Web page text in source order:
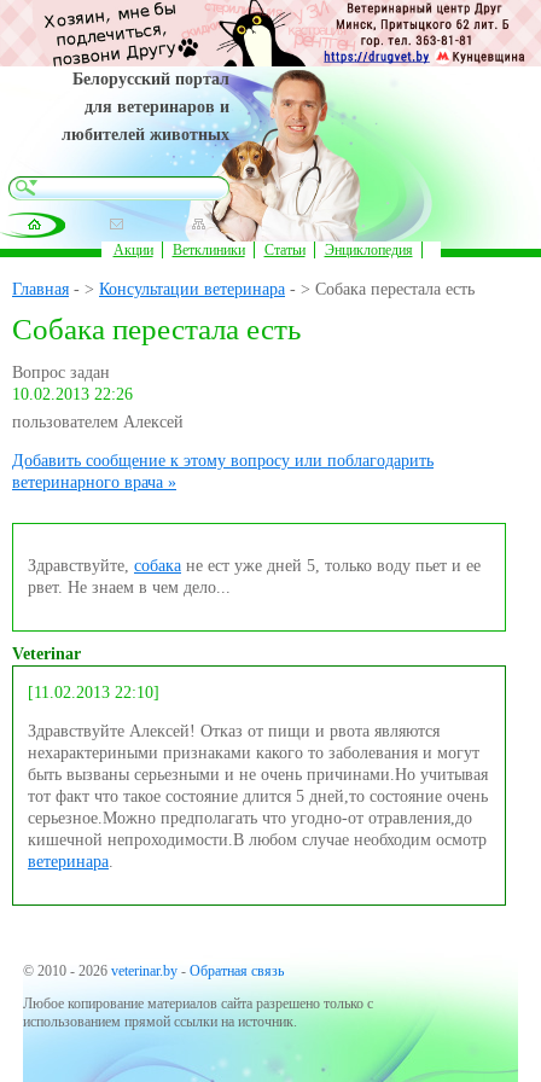
Белорусский портал
для ветеринаров и
любителей животных
Главная - > Консультации ветеринара - > Собака перестала есть
Собака перестала есть
Вопрос задан
10.02.2013 22:26
пользователем Алексей
Добавить сообщение к этому вопросу или поблагодарить
ветеринарного врача »
Здравствуйте, собака не ест уже дней 5, только воду пьет и ее
рвет. Не знаем в чем дело...
Veterinar
[11.02.2013 22:10]
Здравствуйте Алексей! Отказ от пищи и рвота являются
нехарактериными признаками какого то заболевания и могут
быть вызваны серьезными и не очень причинами.Но учитывая
тот факт что такое состояние длится 5 дней,то состояние очень
серьезное.Можно предполагать что угодно-от отравления,до
кишечной непроходимости.В любом случае необходим осмотр
ветеринара.
Акции Ветклиники Статьи Энциклопедия
© 2010 - 2026 veterinar.by - Обратная связь
Любое копирование материалов сайта разрешено только с
использованием прямой ссылки на источник.